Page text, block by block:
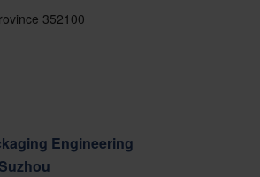
352100
Engineering